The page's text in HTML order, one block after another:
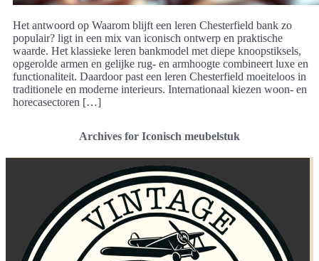
Het antwoord op Waarom blijft een leren Chesterfield bank zo
populair? ligt in een mix van iconisch ontwerp en praktische
waarde. Het klassieke leren bankmodel met diepe knoopstiksels,
opgerolde armen en gelijke rug- en armhoogte combineert luxe en
functionaliteit. Daardoor past een leren Chesterfield moeiteloos in
traditionele en moderne interieurs. Internationaal kiezen woon- en
horecasectoren […]
Archives for Iconisch meubelstuk